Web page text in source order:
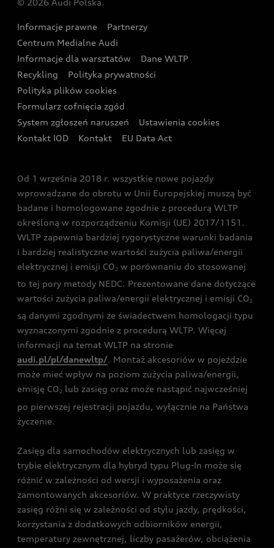
Wyszukaj najbliższego Partnera Audi
Oferta dla przedsiębiorców
Oferta dla klientów prywatnych
Kalkulator rat
Ubezpieczenie
Audi exclusive
Zasięg
Gwarancja
Akcje serwisowe Audi
Katalog online akcesoriów
Audi i Muzeum Sztuki Nowoczesnej w Warszawie
Audi driving experience
Audi quattro Cup
Audi i Puchar Świata w Skokach Narciarskich w
Zakopanem
© 2026 Audi Polska.
Informacje prawne
Partnerzy
Centrum Medialne Audi
Informacje dla warsztatów
Dane WLTP
Recykling
Polityka prywatności
Polityka plików cookies
Formularz cofnięcia zgód
System zgłoszeń naruszeń
Ustawienia cookies
Kontakt IOD
Kontakt EU Data Act
Od 1 września 2018 r. wszystkie nowe pojazdy
wprowadzane do obrotu w Unii Europejskiej muszą być
badane i homologowane zgodnie z procedurą WLTP
określoną w rozporządzeniu Komisji (UE) 2017/1151.
WLTP zapewnia bardziej rygorystyczne warunki badania
i bardziej realistyczne wartości zużycia paliwa/energii
elektrycznej i emisji CO2 w porównaniu do stosowanej
to tej pory metody NEDC. Prezentowane dane dotyczące
wartości zużycia paliwa/energii elektrycznej i emisji CO2
są danymi zgodnymi ze świadectwem homologacji typu
wyznaczonymi zgodnie z procedurą WLTP. Więcej
informacji na temat WLTP na stronie
audi.pl/pl/danewltp/. Montaż akcesoriów w pojeździe
może mieć wpływ na poziom zużycia paliwa/energii,
emisję CO2 lub zasięg oraz może nastąpić najwcześniej
po pierwszej rejestracji pojazdu, wyłącznie na Państwa
życzenie.
Zasięg dla samochodów elektrycznych lub zasięg w
trybie elektrycznym dla hybryd typu Plug-In może się
różnić w zależności od wersji i wyposażenia oraz
zamontowanych akcesoriów. W praktyce rzeczywisty
zasięg różni się w zależności od stylu jazdy, prędkości,
korzystania z dodatkowych odbiorników energii,
temperatury zewnętrznej, liczby pasażerów, obciążenia